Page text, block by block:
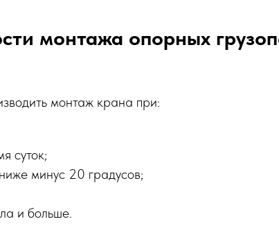
монтажа опорных
монтаж крана при:
суток;
минус 20 градусов;
и больше.